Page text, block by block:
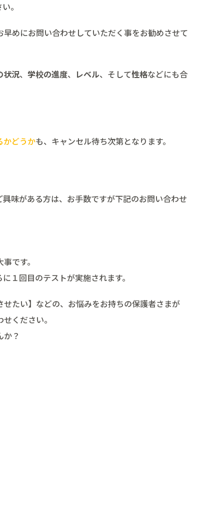
。
めにお問い合わせしていただく事をお勧めさせて
状況、 学校の進度、 レベル、そして性格などにも合
かどうかも、キャンセル待ち次第となります。
味がある方は、お手数ですが下記のお問い合わせ
です。
１回目のテストが実施されます。
せたい】などの、お悩みをお持ちの保護者さまが
ください。
？